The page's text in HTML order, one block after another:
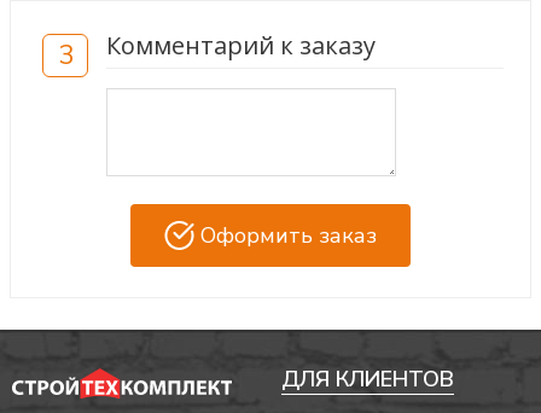
3 Комментарий к заказу
Оформить заказ
ДЛЯ КЛИЕНТОВ